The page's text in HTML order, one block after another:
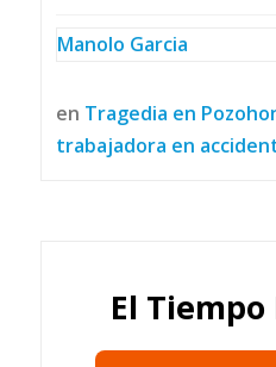
Manolo Garcia
en Tragedia en
trabajadora en
El